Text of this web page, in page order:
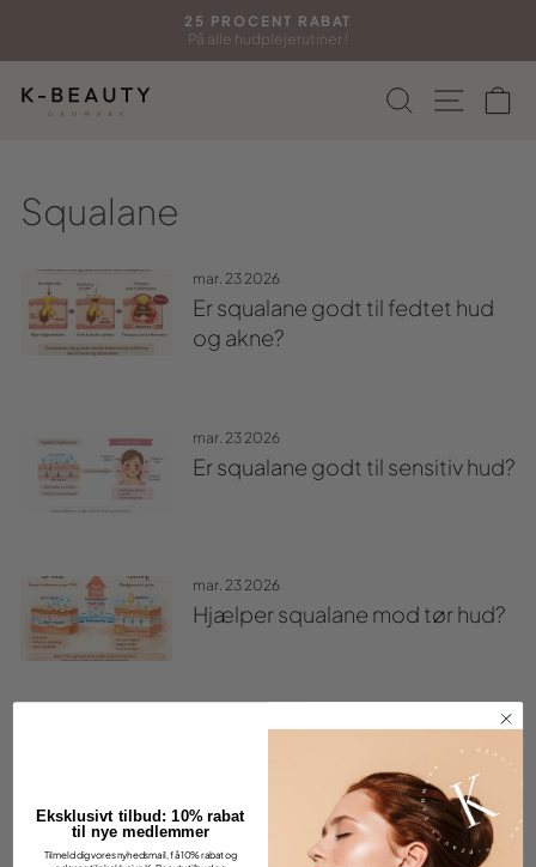
indhold
Sæt
25 PROCENT RABAT
På alle hudplejerutiner !
Søg Side
Squalane
mar. 23 2026
Er squalane godt til fedtet hud
og akne?
mar. 23 2026
Er squalane godt til sensitiv hud?
mar. 23 2026
Hjælper squalane mod tør hud?
mar. 23 2026
Hvad er squalane i hudpleje?
Eksklusivt tilbud: 10% rabat
til nye medlemmer
Tilmeld dig vores nyhedsmail, få 10% rabat og